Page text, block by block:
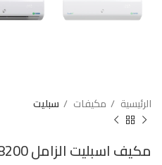
الرئيسية مكيفات سبليت
مكيف اسبليت الزامل 18200 وحدة حار وبارد